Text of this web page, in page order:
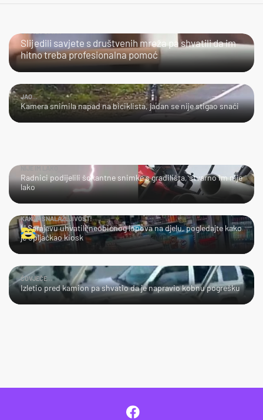
Slijedili savjete s društvenih mreža pa shvatili da im
hitno treba profesionalna pomoć
JAO...
Kamera snimila napad na biciklista, jadan se nije stigao snaći
Radnici podijelili šokantne snimke s gradilišta, stvarno im nije
lako
KAKVA SNALAŽLJIVOST!
U Sarajevu uhvatili neobičnog lopova na djelu, pogledajte kako
je opljačkao kiosk
ČOVJEČE...
Izletio pred kamion pa shvatio da je napravio kobnu pogrešku